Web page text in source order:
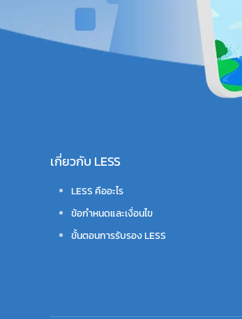
เกี่ยวกับ LESS
LESS คืออะไร
ข้อกำหนดและเงื่อนไข
ขั้นตอนการรับรอง LESS